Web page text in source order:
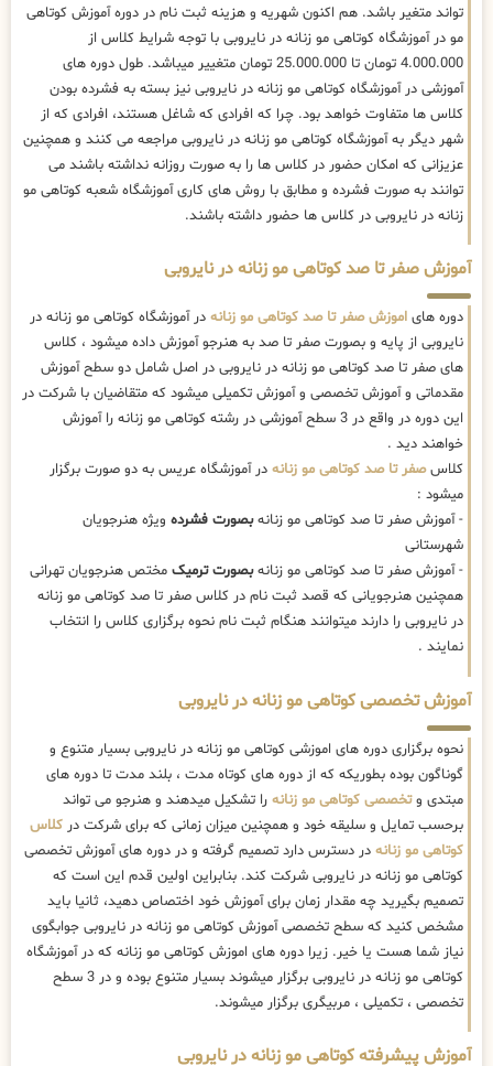
تواند متغیر باشد. هم اکنون شهریه و هزینه ثبت نام در دوره آموزش کوتاهی
مو در آموزشگاه کوتاهی مو زنانه در نایروبی با توجه شرایط کلاس از
4.000.000 تومان تا 25.000.000 تومان متغییر میباشد. طول دوره های
آموزشی در آموزشگاه کوتاهی مو زنانه در نایروبی نیز بسته به فشرده بودن
کلاس ها متفاوت خواهد بود. چرا که افرادی که شاغل هستند، افرادی که از
شهر دیگر به آموزشگاه کوتاهی مو زنانه در نایروبی مراجعه می کنند و همچنین
عزیزانی که امکان حضور در کلاس ها را به صورت روزانه نداشته باشند می
توانند به صورت فشرده و مطابق با روش های کاری آموزشگاه شعبه کوتاهی مو
زنانه در نایروبی در کلاس ها حضور داشته باشند.
آموزش صفر تا صد کوتاهی مو زنانه در نایروبی
دوره های اموزش صفر تا صد کوتاهی مو زنانه در آموزشگاه کوتاهی مو زنانه در
نایروبی از پایه و بصورت صفر تا صد به هنرجو آموزش داده میشود ، کلاس
های صفر تا صد کوتاهی مو زنانه در نایروبی در اصل شامل دو سطح آموزش
مقدماتی و آموزش تخصصی و آموزش تکمیلی میشود که متقاضیان با شرکت در
این دوره در واقع در 3 سطح آموزشی در رشته کوتاهی مو زنانه را آموزش
خواهند دید .
کلاسصفر تا صد کوتاهی مو زنانه در آموزشگاه عریس به دو صورت برگزار
میشود :
- آموزش صفر تا صد کوتاهی مو زنانهبصورت فشرده ویژه هنرجویان
شهرستانی
- آموزش صفر تا صد کوتاهی مو زنانهبصورت ترمیک مختص هنرجویان تهرانی
همچنین هنرجویانی که قصد ثبت نام در کلاس صفر تا صد کوتاهی مو زنانه
در نایروبی را دارند میتوانند هنگام ثبت نام نحوه برگزاری کلاس را انتخاب
نمایند .
آموزش تخصصی کوتاهی مو زنانه در نایروبی
نحوه برگزاری دوره های اموزشی کوتاهی مو زنانه در نایروبی بسیار متنوع و
گوناگون بوده بطوریکه که از دوره های کوتاه مدت ، بلند مدت تا دوره های
مبتدی وتخصصی کوتاهی مو زنانه را تشکیل میدهند و هنرجو می تواند
برحسب تمایل و سلیقه خود و همچنین میزان زمانی که برای شرکت در کلاس
کوتاهی مو زنانه در دسترس دارد تصمیم گرفته و در دوره های آموزش تخصصی
کوتاهی مو زنانه در نایروبی شرکت کند. بنابراین اولین قدم این است که
تصمیم بگیرید چه مقدار زمان برای آموزش خود اختصاص دهید، ثانیا باید
مشخص کنید که سطح تخصصی آموزش کوتاهی مو زنانه در نایروبی جوابگوی
نیاز شما هست یا خیر. زیرا دوره های اموزش کوتاهی مو زنانه که در آموزشگاه
کوتاهی مو زنانه در نایروبی برگزار میشوند بسیار متنوع بوده و در 3 سطح
تخصصی ، تکمیلی ، مربیگری برگزار میشوند.
آموزش پیشرفته کوتاهی مو زنانه در نایروبی